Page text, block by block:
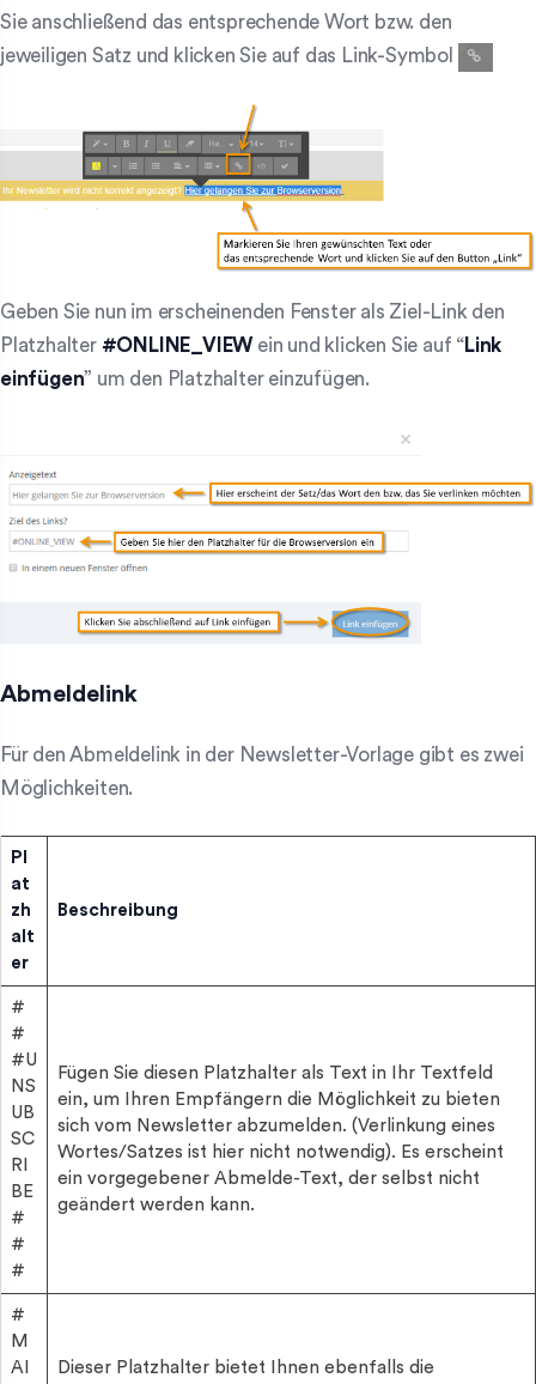
Sie anschließend das entsprechende Wort bzw. den
jeweiligen Satz und klicken Sie auf das Link-Symbol
Geben Sie nun im erscheinenden Fenster als Ziel-Link den
Platzhalter #ONLINE_VIEW ein und klicken Sie auf “Link
einfügen” um den Platzhalter einzufügen.
Abmeldelink
Für den Abmeldelink in der Newsletter-Vorlage gibt es zwei
Möglichkeiten.
Pl
at
zh
alt
er
Beschreibung
#
#
#U
NS
UB
SC
RI
BE
#
#
#
Fügen Sie diesen Platzhalter als Text in Ihr Textfeld
ein, um Ihren Empfängern die Möglichkeit zu bieten
sich vom Newsletter abzumelden. (Verlinkung eines
Wortes/Satzes ist hier nicht notwendig). Es erscheint
ein vorgegebener Abmelde-Text, der selbst nicht
geändert werden kann.
#
M
AI
Dieser Platzhalter bietet Ihnen ebenfalls die